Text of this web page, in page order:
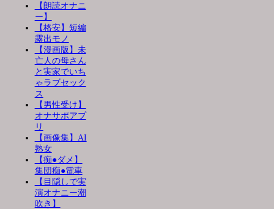
【朗読オナニ
ー】
【格安】短編
露出モノ
【漫画版】未
亡人の母さん
と実家でいち
ゃラブセック
ス
【男性受け】
オナサポアプ
リ
【画像集】AI
熟女
【痴●ダメ】
集団痴●電車
【目隠しで実
演オナニー潮
吹き】